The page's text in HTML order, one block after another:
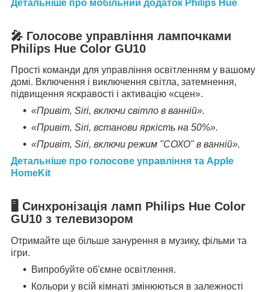
Детальніше про мобільний додаток Philips Hue
🎤 Голосове управління лампочками
Philips Hue Color GU10
Прості команди для управління освітленням у вашому
домі. Включення і виключення світла, затемнення,
підвищення яскравості і активацію «сцен».
«Привіт, Siri, включи світло в ванній».
«Привіт, Siri, встанови яркість на 50%».
«Привіт, Siri, включи режим "СОХО" в ванній».
Детальніше про голосове управління та Apple
HomeKit
🖥 Синхронізація ламп Philips Hue Color
GU10 з телевизором
Отримайте ще більше занурення в музику, фільми та
ігри.
Випробуйте об'ємне освітлення.
Кольори у всій кімнаті змінюються в залежності